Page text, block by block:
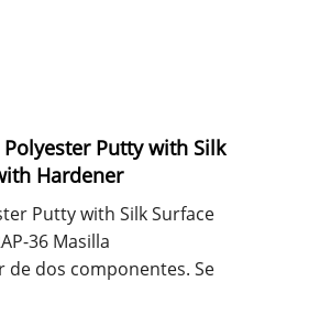
Putty with Silk
Hardener
Putty with Silk Surface
36 Masilla
dos componentes. Se